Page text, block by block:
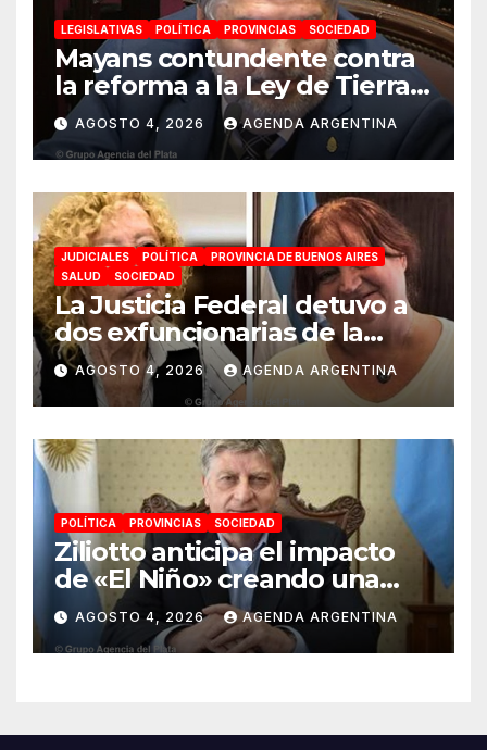
LEGISLATIVAS POLÍTICA PROVINCIAS SOCIEDAD
Mayans contundente contra
la reforma a la Ley de Tierras:
«Esta ley vende el país»
AGOSTO 4, 2026 AGENDA ARGENTINA
JUDICIALES POLÍTICA
PROVINCIA DE BUENOS AIRES
SALUD
SOCIEDAD
La Justicia Federal detuvo a
dos exfuncionarias de la
ANMAT y el INAME por la
causa del fentanilo
contaminado
AGOSTO 4, 2026 AGENDA ARGENTINA
POLÍTICA PROVINCIAS SOCIEDAD
Ziliotto anticipa el impacto
de «El Niño» creando una
«Unidad de Gestión» para
proteger el territorio
pampeano
AGOSTO 4, 2026 AGENDA ARGENTINA